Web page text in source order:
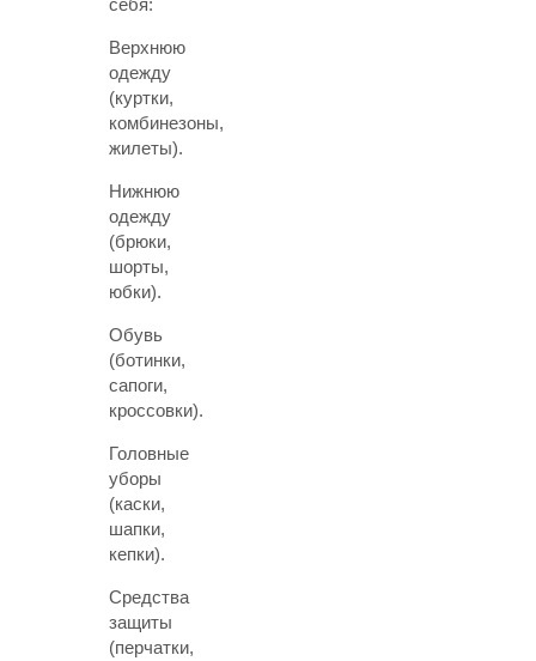
себя:
Верхнюю
одежду
(куртки,
комбинезоны,
жилеты).
Нижнюю
одежду
(брюки,
шорты,
юбки).
Обувь
(ботинки,
сапоги,
кроссовки).
Головные
уборы
(каски,
шапки,
кепки).
Средства
защиты
(перчатки,